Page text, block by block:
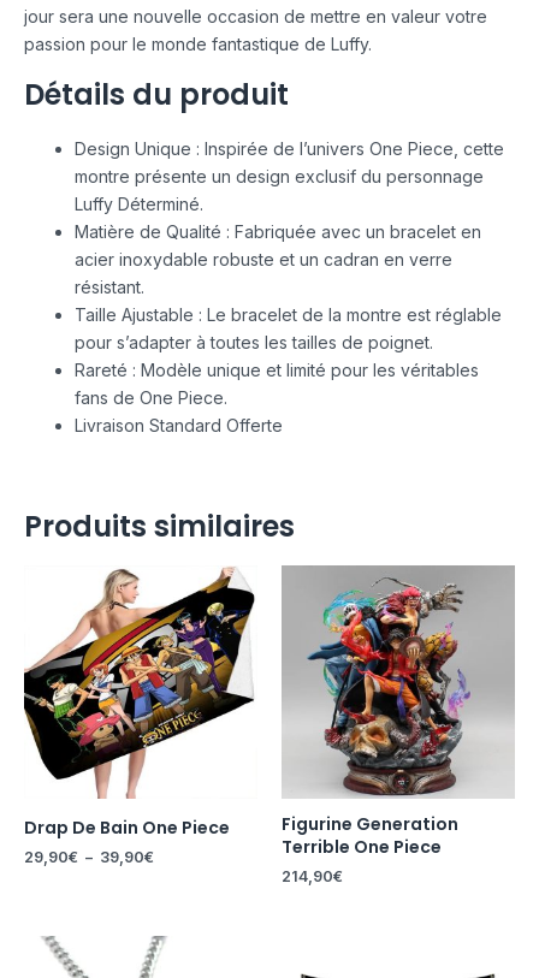
jour sera une nouvelle occasion de mettre en valeur votre
passion pour le monde fantastique de Luffy.
Détails du produit
Design Unique : Inspirée de l’univers One Piece, cette
montre présente un design exclusif du personnage
Luffy Déterminé.
Matière de Qualité : Fabriquée avec un bracelet en
acier inoxydable robuste et un cadran en verre
résistant.
Taille Ajustable : Le bracelet de la montre est réglable
pour s’adapter à toutes les tailles de poignet.
Rareté : Modèle unique et limité pour les véritables
fans de One Piece.
Livraison Standard Offerte
Produits similaires
Drap De Bain One Piece
29,90€ – 39,90€
prix :
29,90€
à
39,90€
Figurine Generation
Terrible One Piece
214,90€